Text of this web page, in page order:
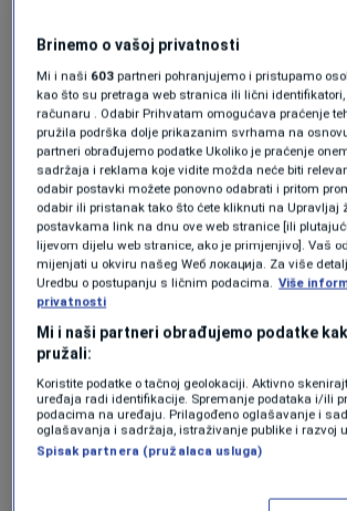
KAKVO JE TVOJE MIŠLJENJE
Učestvuj u diskusiji ili pročitaj
Budi prvi koji će ostaviti
Pratite nas na društvenim
Brinemo o vašoj privatnosti
Mi i naši 603 partneri pohranjujemo i pristupamo
kao što su pretraga web stranica ili lični
računaru . Odabir Prihvatam omogućava praćenje
pružila podrška dolje prikazanim svrhama na
partneri obrađujemo podatke Ukoliko je praćenje
sadržaja i reklama koje vidite možda neće biti
odabir postavki možete ponovno odabrati i pritom
odabir ili pristanak tako što ćete kliknuti na Upravljaj
postavkama link na dnu ove web stranice [ili
lijevom dijelu web stranice, ako je primjenjivo]. Vaš
mijenjati u okviru našeg Wеб локација. Za više
Uredbu o postupanju s ličnim podacima. Više
privatnosti
Mi i naši partneri obrađujemo podatke
pružali:
Koristite podatke o tačnoj geolokaciji. Aktivno
uređaja radi identifikacije. Spremanje podataka i/ili
podacima na uređaju. Prilagođeno oglašavanje i
oglašavanja i sadržaja, istraživanje publike i razvoj
Spisak partnera (pružalaca usluga)